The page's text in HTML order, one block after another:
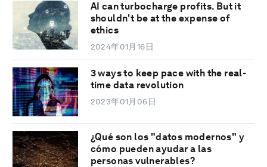
AI can turbocharge profits. But it
shouldn't be at the expense of
ethics
2024年01月16日
3 ways to keep pace with the real-
time data revolution
2023年01月06日
¿Qué son los "datos modernos" y
cómo pueden ayudar a las
personas vulnerables?